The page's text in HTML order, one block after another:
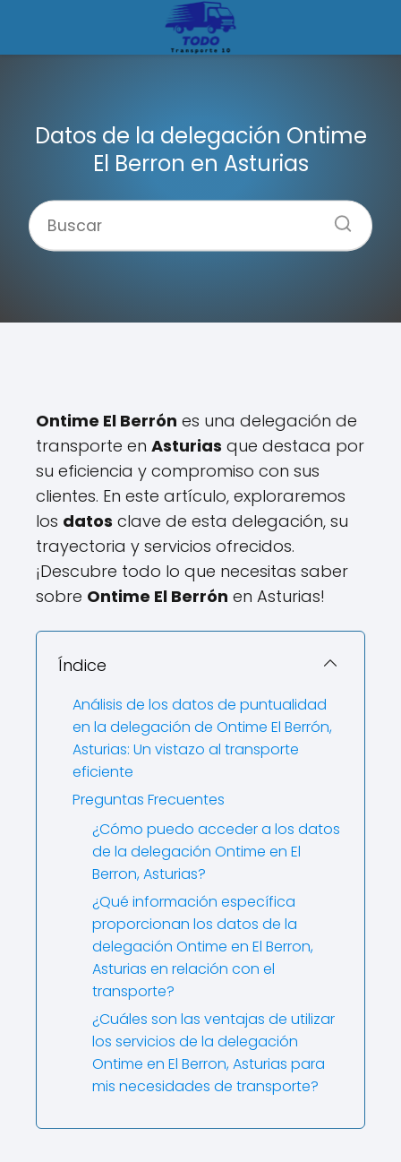
Datos de la delegación Ontime
El Berron en Asturias
Ontime El Berrón es una delegación de
transporte en Asturias que destaca por
su eficiencia y compromiso con sus
clientes. En este artículo, exploraremos
los datos clave de esta delegación, su
trayectoria y servicios ofrecidos.
¡Descubre todo lo que necesitas saber
sobre Ontime El Berrón en Asturias!
Índice
Análisis de los datos de puntualidad
en la delegación de Ontime El Berrón,
Asturias: Un vistazo al transporte
eficiente
Preguntas Frecuentes
¿Cómo puedo acceder a los datos
de la delegación Ontime en El
Berron, Asturias?
¿Qué información específica
proporcionan los datos de la
delegación Ontime en El Berron,
Asturias en relación con el
transporte?
¿Cuáles son las ventajas de utilizar
los servicios de la delegación
Ontime en El Berron, Asturias para
mis necesidades de transporte?